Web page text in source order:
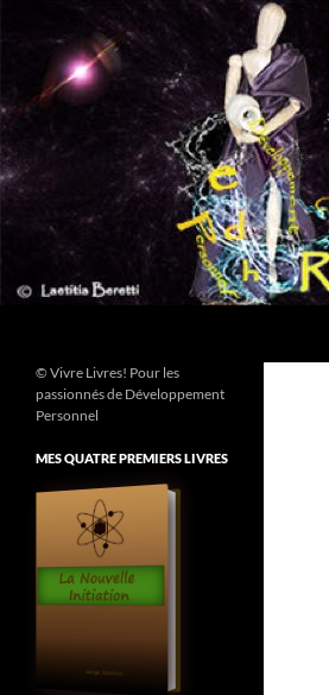
contenu
© Vivre Livres! Pour les
passionnés de Développement
Personnel
MES QUATRE PREMIERS LIVRES